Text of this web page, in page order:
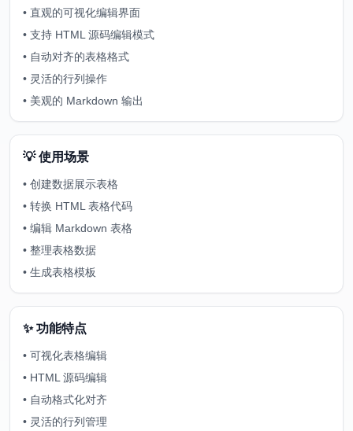
• 直观的可视化编辑界面
• 支持 HTML 源码编辑模式
• 自动对齐的表格格式
• 灵活的行列操作
• 美观的 Markdown 输出
💡 使用场景
• 创建数据展示表格
• 转换 HTML 表格代码
• 编辑 Markdown 表格
• 整理表格数据
• 生成表格模板
✨ 功能特点
• 可视化表格编辑
• HTML 源码编辑
• 自动格式化对齐
• 灵活的行列管理